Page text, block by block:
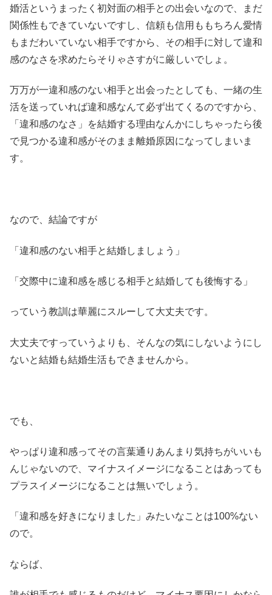
婚活というまったく初対面の相手との出会いなので、まだ
関係性もできていないですし、信頼も信用ももちろん愛情
もまだわいていない相手ですから、その相手に対して違和
感のなさを求めたらそりゃさすがに厳しいでしょ。
万万が一違和感のない相手と出会ったとしても、一緒の生
活を送っていれば違和感なんて必ず出てくるのですから、
「違和感のなさ」を結婚する理由なんかにしちゃったら後
で見つかる違和感がそのまま離婚原因になってしまいま
す。
なので、結論ですが
「違和感のない相手と結婚しましょう」
「交際中に違和感を感じる相手と結婚しても後悔する」
っていう教訓は華麗にスルーして大丈夫です。
大丈夫ですっていうよりも、そんなの気にしないようにし
ないと結婚も結婚生活もできませんから。
でも、
やっぱり違和感ってその言葉通りあんまり気持ちがいいも
んじゃないので、マイナスイメージになることはあっても
プラスイメージになることは無いでしょう。
「違和感を好きになりました」みたいなことは100%ない
ので。
ならば、